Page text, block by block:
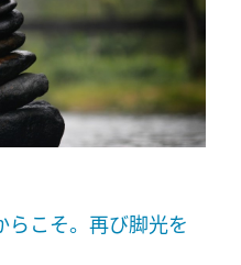
らこそ。再び脚光を